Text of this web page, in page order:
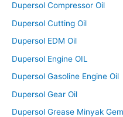
Dupersol Compressor Oil
Dupersol Cutting Oil
Dupersol EDM Oil
Dupersol Engine OIL
Dupersol Gasoline Engine Oil
Dupersol Gear Oil
Dupersol Grease Minyak